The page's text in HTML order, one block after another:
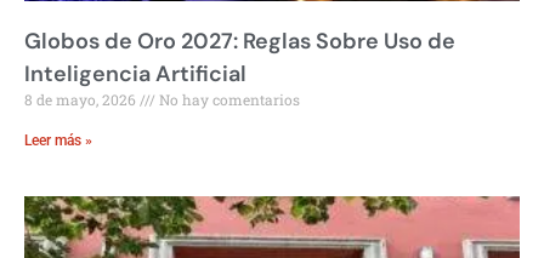
Globos de Oro 2027: Reglas Sobre Uso de
Inteligencia Artificial
8 de mayo, 2026 No hay comentarios
Leer más »